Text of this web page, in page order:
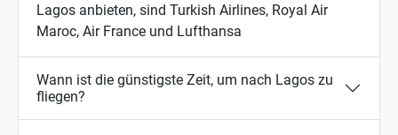
Lagos anbieten, sind Turkish Airlines, Royal Air
Maroc, Air France und Lufthansa
Wann ist die günstigste Zeit, um nach Lagos zu
fliegen?